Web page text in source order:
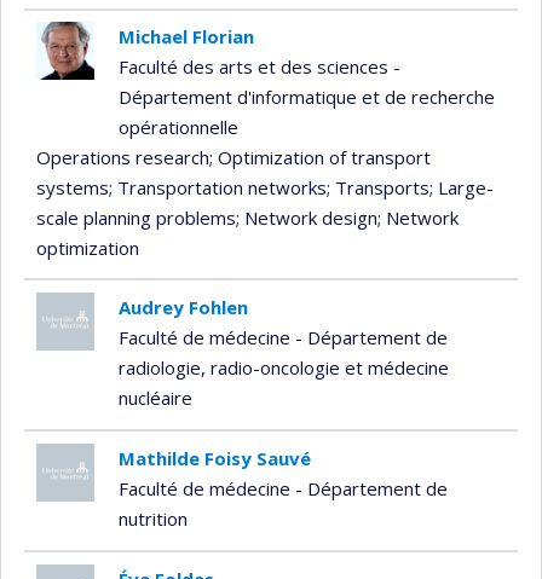
Michael Florian
Faculté des arts et des sciences -
Département d'informatique et de recherche
opérationnelle
Operations research; Optimization of transport
systems; Transportation networks; Transports; Large-
scale planning problems; Network design; Network
optimization
Audrey Fohlen
Faculté de médecine - Département de
radiologie, radio-oncologie et médecine
nucléaire
Mathilde Foisy Sauvé
Faculté de médecine - Département de
nutrition